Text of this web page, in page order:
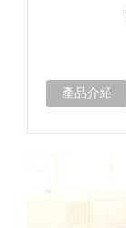
產品介紹